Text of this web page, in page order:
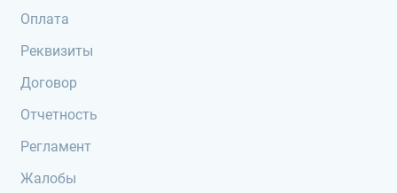
Оплата
Реквизиты
Договор
Отчетность
Регламент
Жалобы